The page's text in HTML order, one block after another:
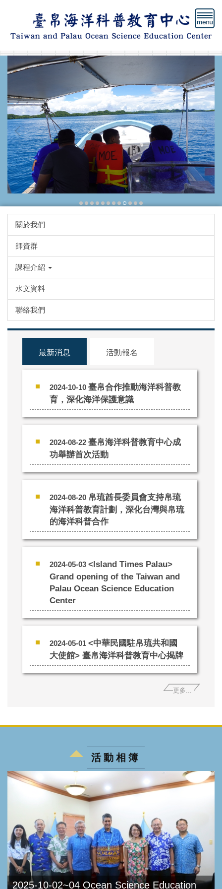
區
關於我們
師資群
課程介紹
水文資料
聯絡我們
最新消息 活動報名
2024-10-10 臺帛合作推動海洋科普教
育，深化海洋保護意識
2024-08-22 臺帛海洋科普教育中心成
功舉辦首次活動
2024-08-20 帛琉酋長委員會支持帛琉
海洋科普教育計劃，深化台灣與帛琉
的海洋科普合作
2024-05-03 <Island Times Palau>
Grand opening of the Taiwan and
Palau Ocean Science Education
Center
2024-05-01 <中華民國駐帛琉共和國
大使館> 臺帛海洋科普教育中心揭牌
更多...
活動相簿
2025-10-02~04 Ocean Science Education